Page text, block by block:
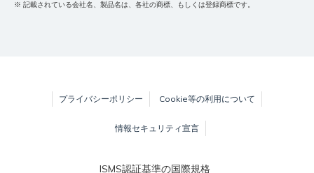
※ 記載されている会社名、製品名は、各社の商標、もしくは登録商標です。
プライバシーポリシー Cookie等の利用について
情報セキュリティ宣言
ISMS認証基準の国際規格